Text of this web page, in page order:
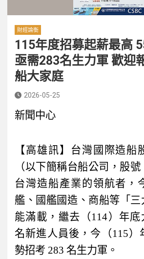
財經論衡
115年度招募起薪最高
亟需283名生力軍 歡迎
船大家庭
2026-05-25
新聞中心
【高雄訊】台灣國際造船
（以下簡稱台船公司，股號
台灣造船產業的領航者，
艦、國艦國造、商船等「
能滿載，繼去（ 114）年
名新進人員後，今（ 115）
勢招考 283 名生力軍。